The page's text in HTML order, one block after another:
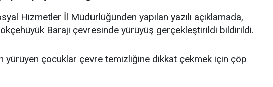
Hizmetler İl Müdürlüğünden yapılan yazılı açıklamada,
Barajı çevresinde yürüyüş gerçekleştirildi bildirildi.
yürüyen çocuklar çevre temizliğine dikkat çekmek için çöp